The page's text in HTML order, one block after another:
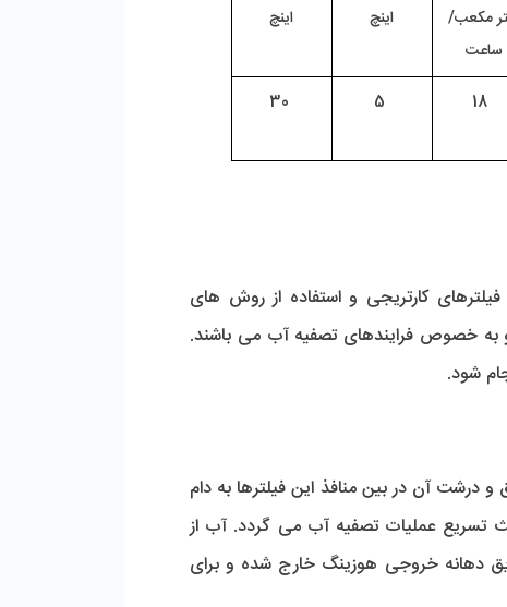
مکعب/
ساعت
اینچ اینچ
18
5
شود.
می افتد. استفاده از چندین فیلتر کارتریجی در کنار یکدیگر، باعث افزایش دقت فیلتراسیون آب می شود و باعث تسریع عملیات تصفیه آب می گردد. آب از